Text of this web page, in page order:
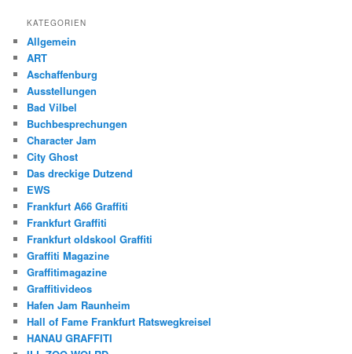
KATEGORIEN
Allgemein
ART
Aschaffenburg
Ausstellungen
Bad Vilbel
Buchbesprechungen
Character Jam
City Ghost
Das dreckige Dutzend
EWS
Frankfurt A66 Graffiti
Frankfurt Graffiti
Frankfurt oldskool Graffiti
Graffiti Magazine
Graffitimagazine
Graffitivideos
Hafen Jam Raunheim
Hall of Fame Frankfurt Ratswegkreisel
HANAU GRAFFITI